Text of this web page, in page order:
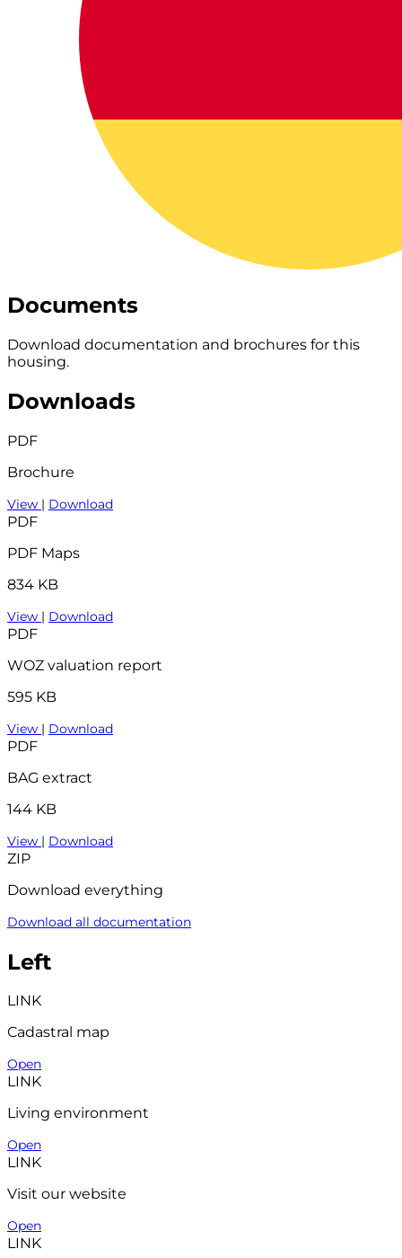
Documents
Download documentation and brochures for this
housing.
Downloads
PDF
Brochure
View | Download
PDF
PDF Maps
834 KB
View | Download
PDF
WOZ valuation report
595 KB
View | Download
PDF
BAG extract
144 KB
View | Download
ZIP
Download everything
Download all documentation
Left
LINK
Cadastral map
Open
LINK
Living environment
Open
LINK
Visit our website
Open
LINK